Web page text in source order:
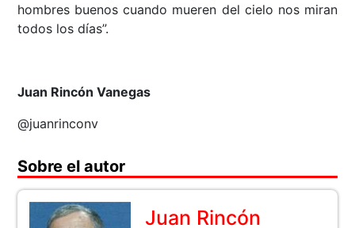
hombres buenos cuando mueren del cielo nos miran
todos los días”.
Juan Rincón Vanegas
@juanrinconv
Sobre el autor
Juan Rincón